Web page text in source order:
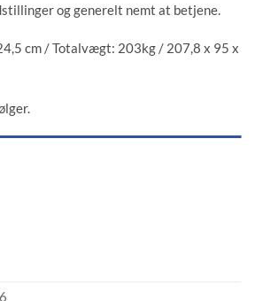
og generelt nemt at betjene.
cm / Totalvægt: 203kg / 207,8 x 95 x